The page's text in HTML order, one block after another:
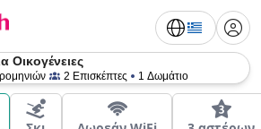
Οικογένειες
2 Επισκέπτες 1 Δωμάτιο